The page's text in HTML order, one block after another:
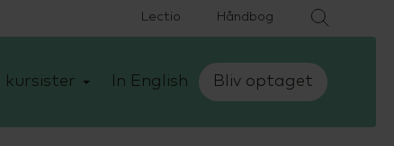
Lectio Håndbog
kursister In English Bliv optaget